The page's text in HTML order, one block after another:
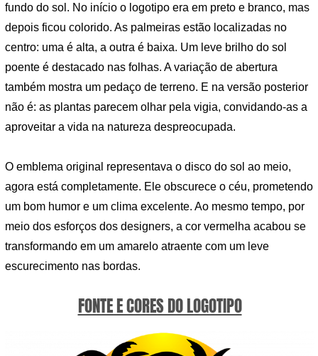
fundo do sol. No início o logotipo era em preto e branco, mas
depois ficou colorido. As palmeiras estão localizadas no
centro: uma é alta, a outra é baixa. Um leve brilho do sol
poente é destacado nas folhas. A variação de abertura
também mostra um pedaço de terreno. E na versão posterior
não é: as plantas parecem olhar pela vigia, convidando-as a
aproveitar a vida na natureza despreocupada.
O emblema original representava o disco do sol ao meio,
agora está completamente. Ele obscurece o céu, prometendo
um bom humor e um clima excelente. Ao mesmo tempo, por
meio dos esforços dos designers, a cor vermelha acabou se
transformando em um amarelo atraente com um leve
escurecimento nas bordas.
FONTE E CORES DO LOGOTIPO